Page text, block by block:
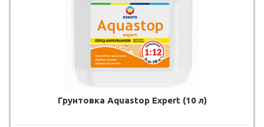
Грунтовка Aquastop Expert (10 л)